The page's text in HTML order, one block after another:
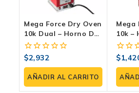
Mega Force Dry Oven
10k Dual – Horno De
Secado De
Electrodos
Profesional
0
fuera
de
5
$2,932
AÑADIR AL CARRITO
Mega
10k –
Para
0
fuera
de
5
$